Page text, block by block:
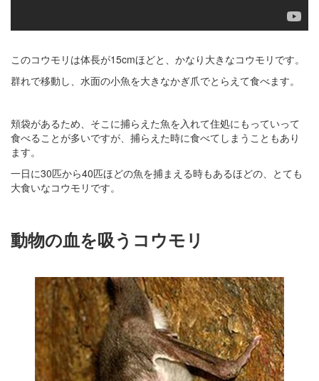
このコウモリは体長が15cmほどと、かなり大きなコウモリです。
群れで移動し、水面の小魚を大きなかぎ爪でとらえて食べます。
頬袋があるため、そこに捕らえた魚を入れて住処にもっていって
食べることが多いですが、捕らえた時に食べてしまうこともあり
ます。
一日に30匹から40匹ほどの魚を捕まえる時もあるほどの、とても
大食いなコウモリです。
動物の血を吸うコウモリ